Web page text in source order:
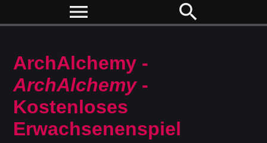
menu search
ArchAlchemy -
ArchAlchemy-
Kostenloses
Erwachsenenspiel